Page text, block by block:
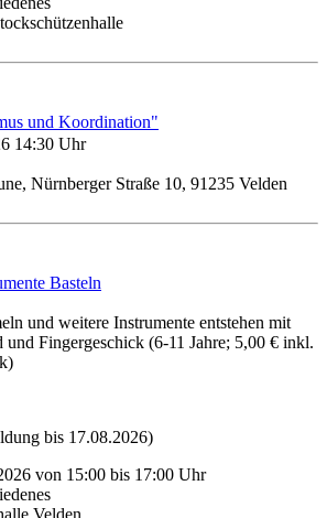
und Koordination"
14:30 Uhr
Nürnberger Straße 10, 91235 Velden
Basteln
und weitere Instrumente entstehen mit
und Fingergeschick (6-11 Jahre; 5,00 € inkl.
bis 17.08.2026)
von 15:00 bis 17:00 Uhr
Velden